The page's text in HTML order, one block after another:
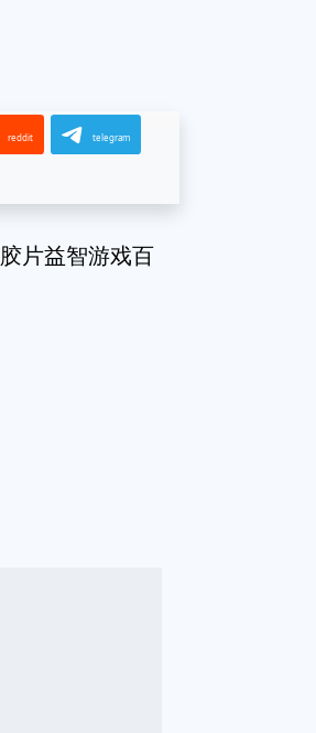
reddit telegram
片益智游戏百